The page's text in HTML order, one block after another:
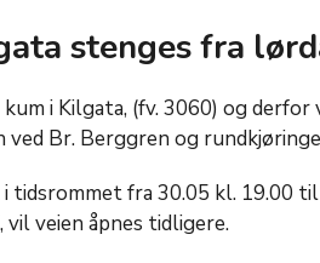
stenges fra
i Kilgata, (fv. 3060) og
Br. Berggren og
fra 30.05 kl. 19.00
veien åpnes tidligere.